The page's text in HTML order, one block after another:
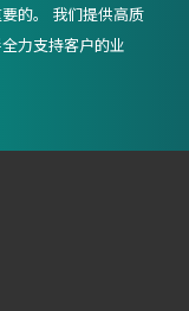
的。 我们提供高质
力支持客户的业